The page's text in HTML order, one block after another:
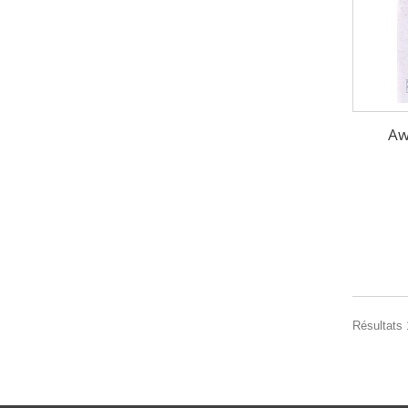
Résultats